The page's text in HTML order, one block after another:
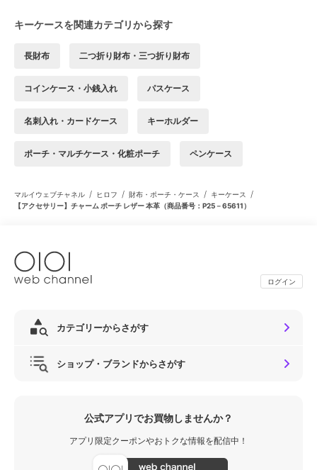
キーケースを関連カテゴリから探す
長財布 二つ折り財布・三つ折り財布
コインケース・小銭入れ パスケース
名刺入れ・カードケース キーホルダー
ポーチ・マルチケース・化粧ポーチ ペンケース
マルイウェブチャネル / ヒロフ / 財布・ポーチ・ケース / キーケース /
【アクセサリー】チャーム ポーチ レザー 本革（商品番号：P25－65611）
ログイン
カテゴリーからさがす
ショップ・ブランドからさがす
公式アプリでお買物しませんか？
アプリ限定クーポンやおトクな情報を配信中！